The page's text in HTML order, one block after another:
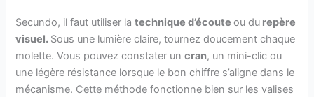
Secundo, il faut utiliser latechnique d’écouteou du repère
visuel. Sous une lumière claire, tournez doucement chaque
molette. Vous pouvez constater uncran, un mini-clic ou
une légère résistance lorsque le bon chiffre s’aligne dans le
mécanisme. Cette méthode fonctionne bien sur les valises